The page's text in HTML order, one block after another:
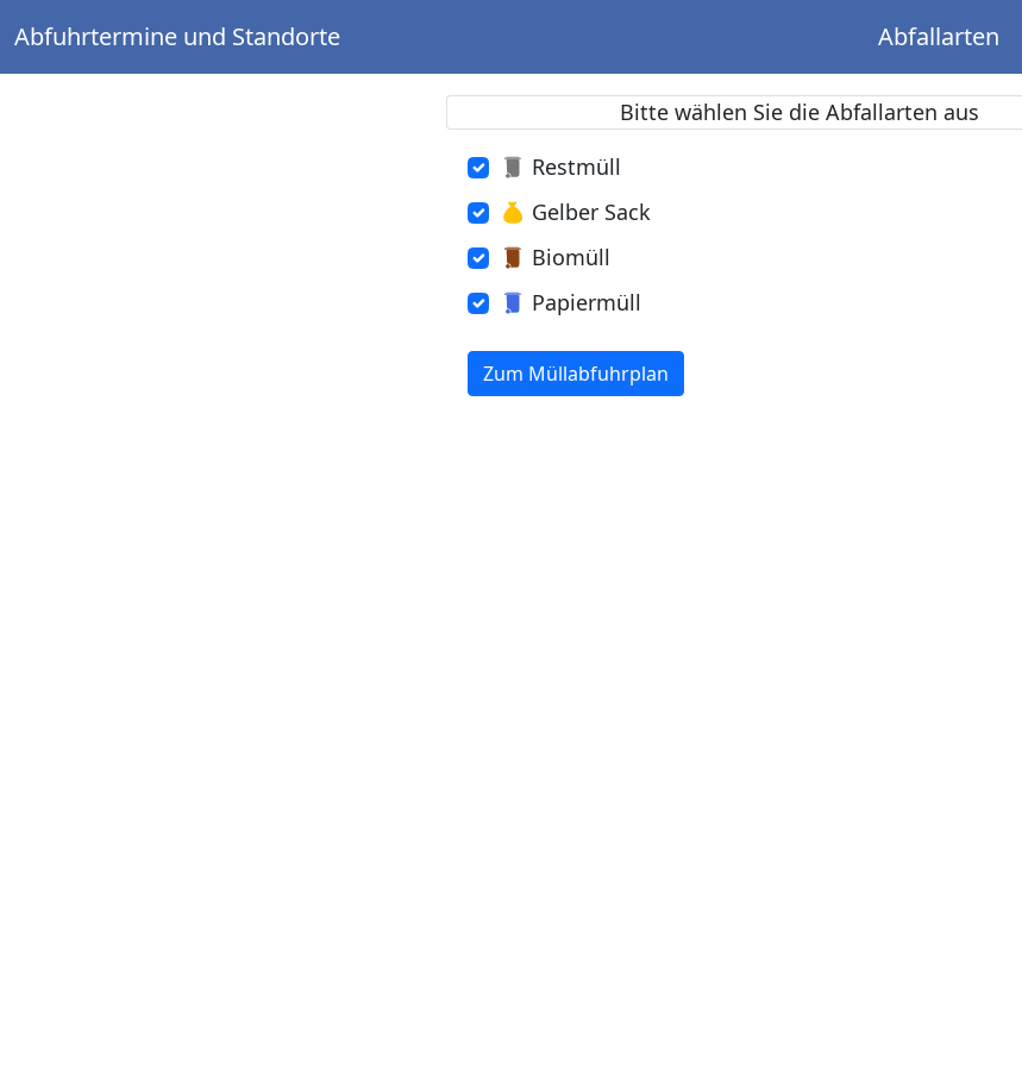
Abfuhrtermine und Standorte Abfallarten
Bitte wählen Sie die Abfallarten aus
Restmüll
Gelber Sack
Biomüll
Papiermüll
Zum Müllabfuhrplan